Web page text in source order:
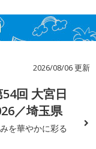
2026/08/06 更新
回 大宮日
／埼玉県
を華やかに彩る